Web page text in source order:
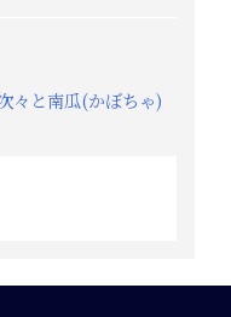
々と南瓜(かぼちゃ)